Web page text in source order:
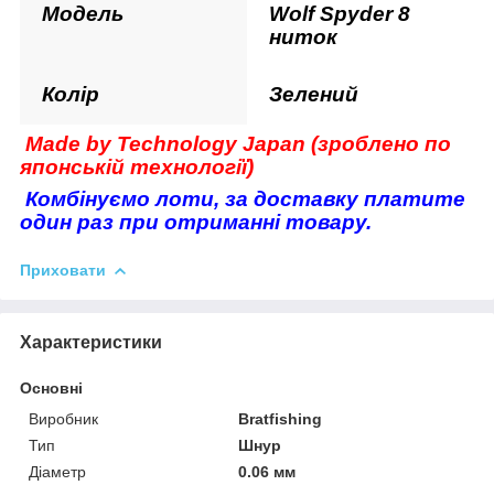
Модель
Wolf Spyder 8
ниток
Колір Зелений
Made by Technology Japan (зроблено по
японській технології)
Комбінуємо лоти, за доставку платите
один раз при отриманні товару.
Приховати
Характеристики
Основні
Виробник
Bratfishing
Тип
Шнур
Діаметр
0.06 мм